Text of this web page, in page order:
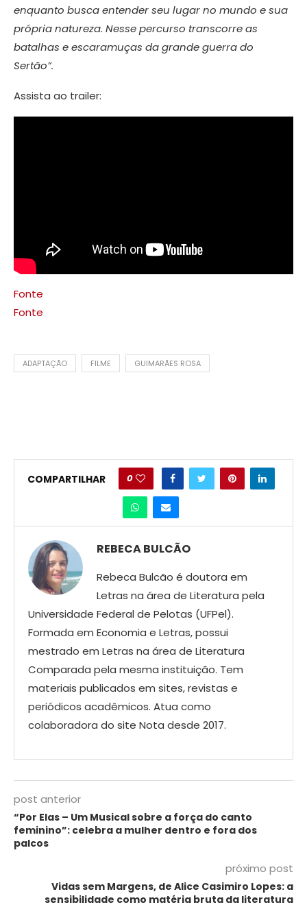
enquanto busca entender seu lugar no mundo e sua
própria natureza. Nesse percurso transcorre as
batalhas e escaramuças da grande guerra do
Sertão”.
Assista ao trailer:
Fonte
Fonte
ADAPTAÇÃO FILME GUIMARÃES ROSA
COMPARTILHAR 0
REBECA BULCÃO
Rebeca Bulcão é doutora em
Letras na área de Literatura pela
Universidade Federal de Pelotas (UFPel).
Formada em Economia e Letras, possui
mestrado em Letras na área de Literatura
Comparada pela mesma instituição. Tem
materiais publicados em sites, revistas e
periódicos acadêmicos. Atua como
colaboradora do site Nota desde 2017.
post anterior
“Por Elas – Um Musical sobre a força do canto
feminino”: celebra a mulher dentro e fora dos
palcos
próximo post
Vidas sem Margens, de Alice Casimiro Lopes: a
sensibilidade como matéria bruta da literatura